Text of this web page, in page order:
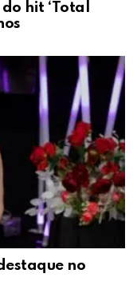
hit ‘Total
no